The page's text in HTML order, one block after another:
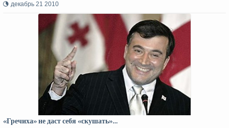
декабрь 21 2010
«Гречиха» не даст себя «скушать»…